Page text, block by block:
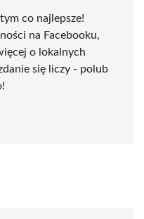
co najlepsze!
na Facebooku,
o lokalnych
się liczy - polub